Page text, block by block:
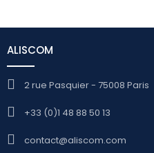
ALISCOM
2 rue Pasquier - 75008 Paris
+33 (0)1 48 88 50 13
contact@aliscom.com